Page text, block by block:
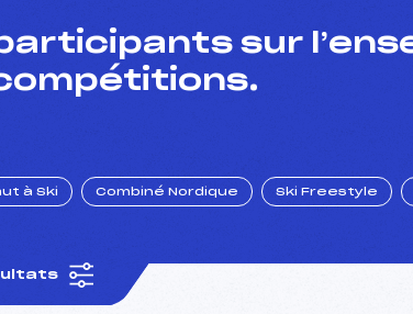
sur
à Ski Combiné Nordique Ski Freestyle